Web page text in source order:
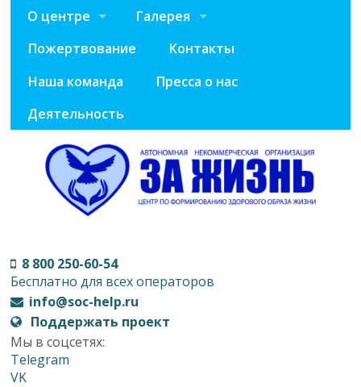
О центре
Галерея
Пожертвование
Контакты
Наша команда
Пресса о нас
Деятельность
8 800 250-60-54
Бесплатно для всех операторов
info@soc-help.ru
Поддержать проект
Мы в соцсетях:
Telegram
VK